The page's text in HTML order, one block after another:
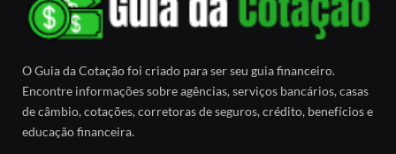
O Guia da Cotação foi criado para ser seu guia financeiro.
Encontre informações sobre agências, serviços bancários, casas
de câmbio, cotações, corretoras de seguros, crédito, benefícios e
educação financeira.